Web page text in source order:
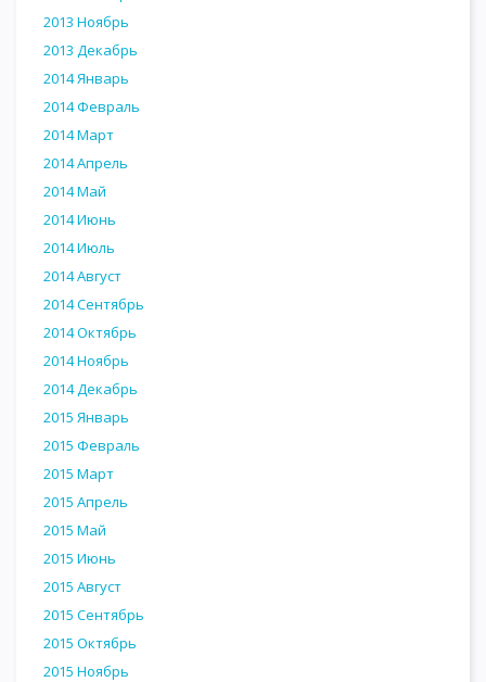
2013 Ноябрь
2013 Декабрь
2014 Январь
2014 Февраль
2014 Март
2014 Апрель
2014 Май
2014 Июнь
2014 Июль
2014 Август
2014 Сентябрь
2014 Октябрь
2014 Ноябрь
2014 Декабрь
2015 Январь
2015 Февраль
2015 Март
2015 Апрель
2015 Май
2015 Июнь
2015 Август
2015 Сентябрь
2015 Октябрь
2015 Ноябрь